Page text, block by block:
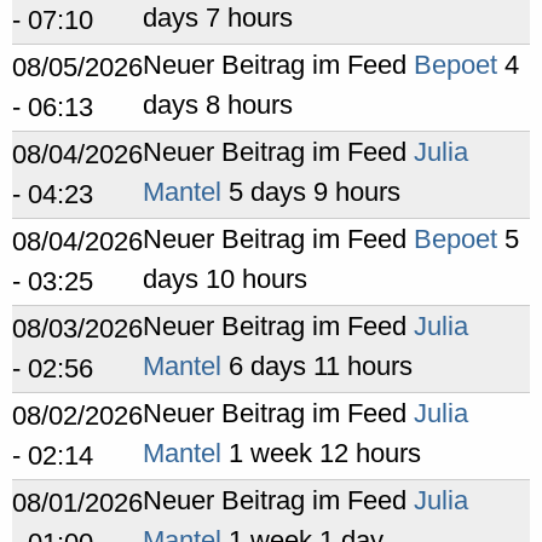
- 07:10
days 7 hours
08/05/2026
- 06:13
Neuer Beitrag im Feed Bepoet 4
days 8 hours
08/04/2026
- 04:23
Neuer Beitrag im Feed Julia
Mantel 5 days 9 hours
08/04/2026
- 03:25
Neuer Beitrag im Feed Bepoet 5
days 10 hours
08/03/2026
- 02:56
Neuer Beitrag im Feed Julia
Mantel 6 days 11 hours
08/02/2026
- 02:14
Neuer Beitrag im Feed Julia
Mantel 1 week 12 hours
08/01/2026Neuer Beitrag im Feed Julia